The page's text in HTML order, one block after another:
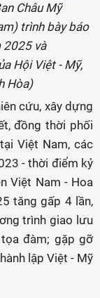
Châu Mỹ
trình bày báo
2025 và
Hội Việt - Mỹ,
Hòa)
cứu, xây dựng
đồng thời phối
Việt Nam, các
- thời điểm kỷ
Việt Nam - Hoa
tăng gấp 4 lần,
trình giao lưu
đàm; gặp gỡ
lập Việt - Mỹ